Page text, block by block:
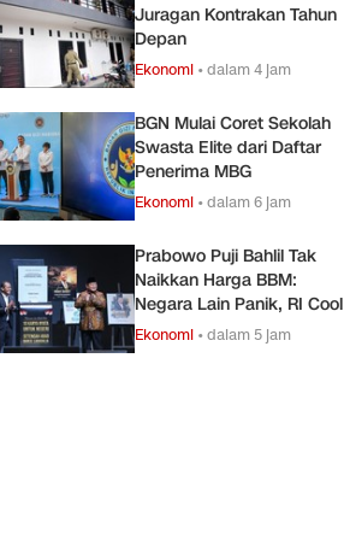
Juragan Kontrakan Tahun
Depan
Ekonomi •dalam 4 jam
BGN Mulai Coret Sekolah
Swasta Elite dari Daftar
Penerima MBG
Ekonomi •dalam 6 jam
Prabowo Puji Bahlil Tak
Naikkan Harga BBM:
Negara Lain Panik, RI Cool
Ekonomi •dalam 5 jam